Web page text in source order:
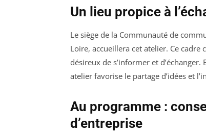
Un lieu propice à
Le siège de la Communauté de
Loire, accueillera cet atelier. Ce
désireux de s’informer et
atelier favorise le partage d’idées et
Au programme :
d’entreprise